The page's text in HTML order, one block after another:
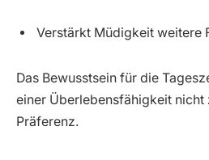
Verstärkt Müdigkeit weitere
Das Bewusstsein für die
einer Überlebensfähigkeit nicht
Präferenz.